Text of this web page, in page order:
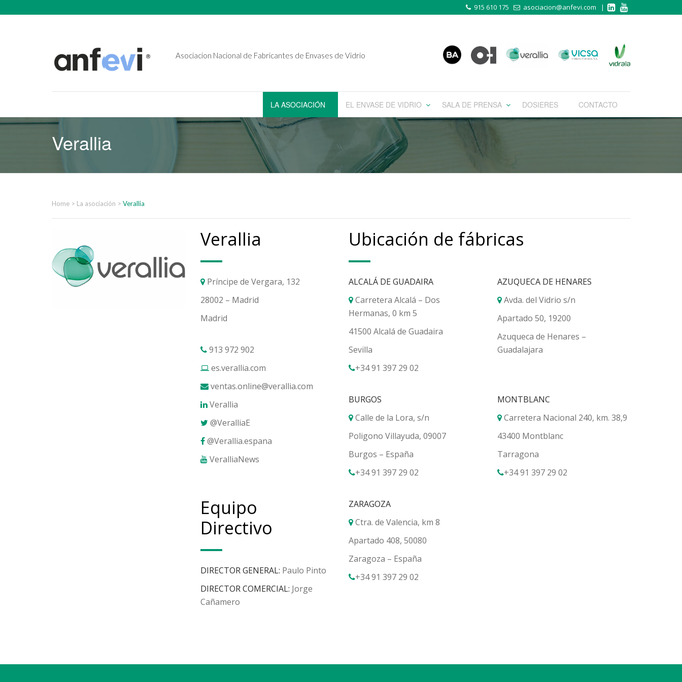
915 610 175 asociacion@anfevi.com |
Asociacion Nacional de Fabricantes de Envases de Vidrio
LA ASOCIACIÓN EL ENVASE DE VIDRIO SALA DE PRENSA DOSIERES CONTACTO
Verallia
Home > La asociación > Verallia
Verallia
Príncipe de Vergara, 132
28002 – Madrid
Madrid
913 972 902
es.verallia.com
ventas.online@verallia.com
Verallia
@VeralliaE
@Verallia.espana
VeralliaNews
Equipo
Directivo
DIRECTOR GENERAL: Paulo Pinto
DIRECTOR COMERCIAL: Jorge
Cañamero
Ubicación de fábricas
ALCALÁ DE GUADAIRA
Carretera Alcalá – Dos
Hermanas, 0 km 5
41500 Alcalá de Guadaira
Sevilla
+34 91 397 29 02
AZUQUECA DE HENARES
Avda. del Vidrio s/n
Apartado 50, 19200
Azuqueca de Henares –
Guadalajara
BURGOS
Calle de la Lora, s/n
Poligono Villayuda, 09007
Burgos – España
+34 91 397 29 02
MONTBLANC
Carretera Nacional 240, km. 38,9
43400 Montblanc
Tarragona
+34 91 397 29 02
ZARAGOZA
Ctra. de Valencia, km 8
Apartado 408, 50080
Zaragoza – España
+34 91 397 29 02